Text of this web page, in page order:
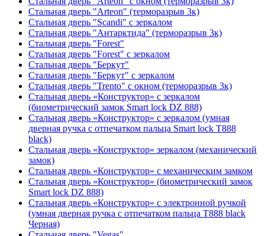
Стальная дверь "Arteon" (терморазрыв 3к)
Стальная дверь "Scandi" с зеркалом
Стальная дверь "Антарктида" (терморазрыв 3к)
Стальная дверь "Forest"
Стальная дверь "Forest" с зеркалом
Стальная дверь "Беркут"
Стальная дверь "Беркут" с зеркалом
Стальная дверь "Trento" с окном (терморазрыв 3к)
Стальная дверь «Конструктор» с зеркалом
(биометрический замок Smart lock DZ 888)
Стальная дверь «Конструктор» с зеркалом (умная
дверная ручка с отпечатком пальца Smart lock T888
black)
Стальная дверь «Конструктор» зеркалом (механический
замок)
Стальная дверь «Конструктор» с механическим замком
Стальная дверь «Конструктор» (биометрический замок
Smart lock DZ 888)
Стальная дверь «Конструктор» с электронной ручкой
(умная дверная ручка с отпечатком пальца T888 black
Черная)